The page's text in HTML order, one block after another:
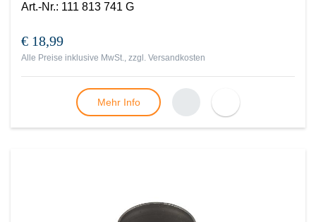
Art.-Nr.: 111 813 741 G
€ 18,99
Alle Preise inklusive MwSt., zzgl. Versandkosten
Mehr Info